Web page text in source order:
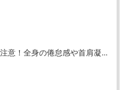
エアコン冷えに注意！全身の倦怠感や首肩凝りを解消する方法